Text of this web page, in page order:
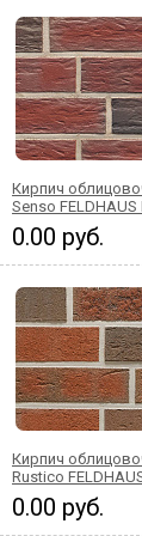
Кирпич
Senso FELDHAUS
0.00 руб.
Кирпич
Rustico
0.00 руб.